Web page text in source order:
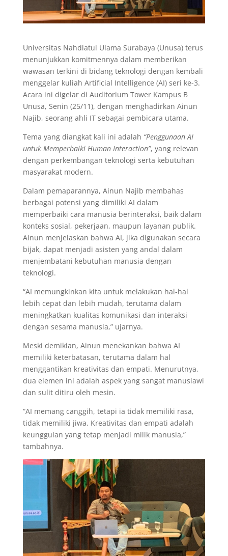
Universitas Nahdlatul Ulama Surabaya (Unusa) terus
menunjukkan komitmennya dalam memberikan
wawasan terkini di bidang teknologi dengan kembali
menggelar kuliah Artificial Intelligence (AI) seri ke-3.
Acara ini digelar di Auditorium Tower Kampus B
Unusa, Senin (25/11), dengan menghadirkan Ainun
Najib, seorang ahli IT sebagai pembicara utama.
Tema yang diangkat kali ini adalah “Penggunaan AI
untuk Memperbaiki Human Interaction”, yang relevan
dengan perkembangan teknologi serta kebutuhan
masyarakat modern.
Dalam pemaparannya, Ainun Najib membahas
berbagai potensi yang dimiliki AI dalam
memperbaiki cara manusia berinteraksi, baik dalam
konteks sosial, pekerjaan, maupun layanan publik.
Ainun menjelaskan bahwa AI, jika digunakan secara
bijak, dapat menjadi asisten yang andal dalam
menjembatani kebutuhan manusia dengan
teknologi.
“AI memungkinkan kita untuk melakukan hal-hal
lebih cepat dan lebih mudah, terutama dalam
meningkatkan kualitas komunikasi dan interaksi
dengan sesama manusia,” ujarnya.
Meski demikian, Ainun menekankan bahwa AI
memiliki keterbatasan, terutama dalam hal
menggantikan kreativitas dan empati. Menurutnya,
dua elemen ini adalah aspek yang sangat manusiawi
dan sulit ditiru oleh mesin.
“AI memang canggih, tetapi ia tidak memiliki rasa,
tidak memiliki jiwa. Kreativitas dan empati adalah
keunggulan yang tetap menjadi milik manusia,”
tambahnya.